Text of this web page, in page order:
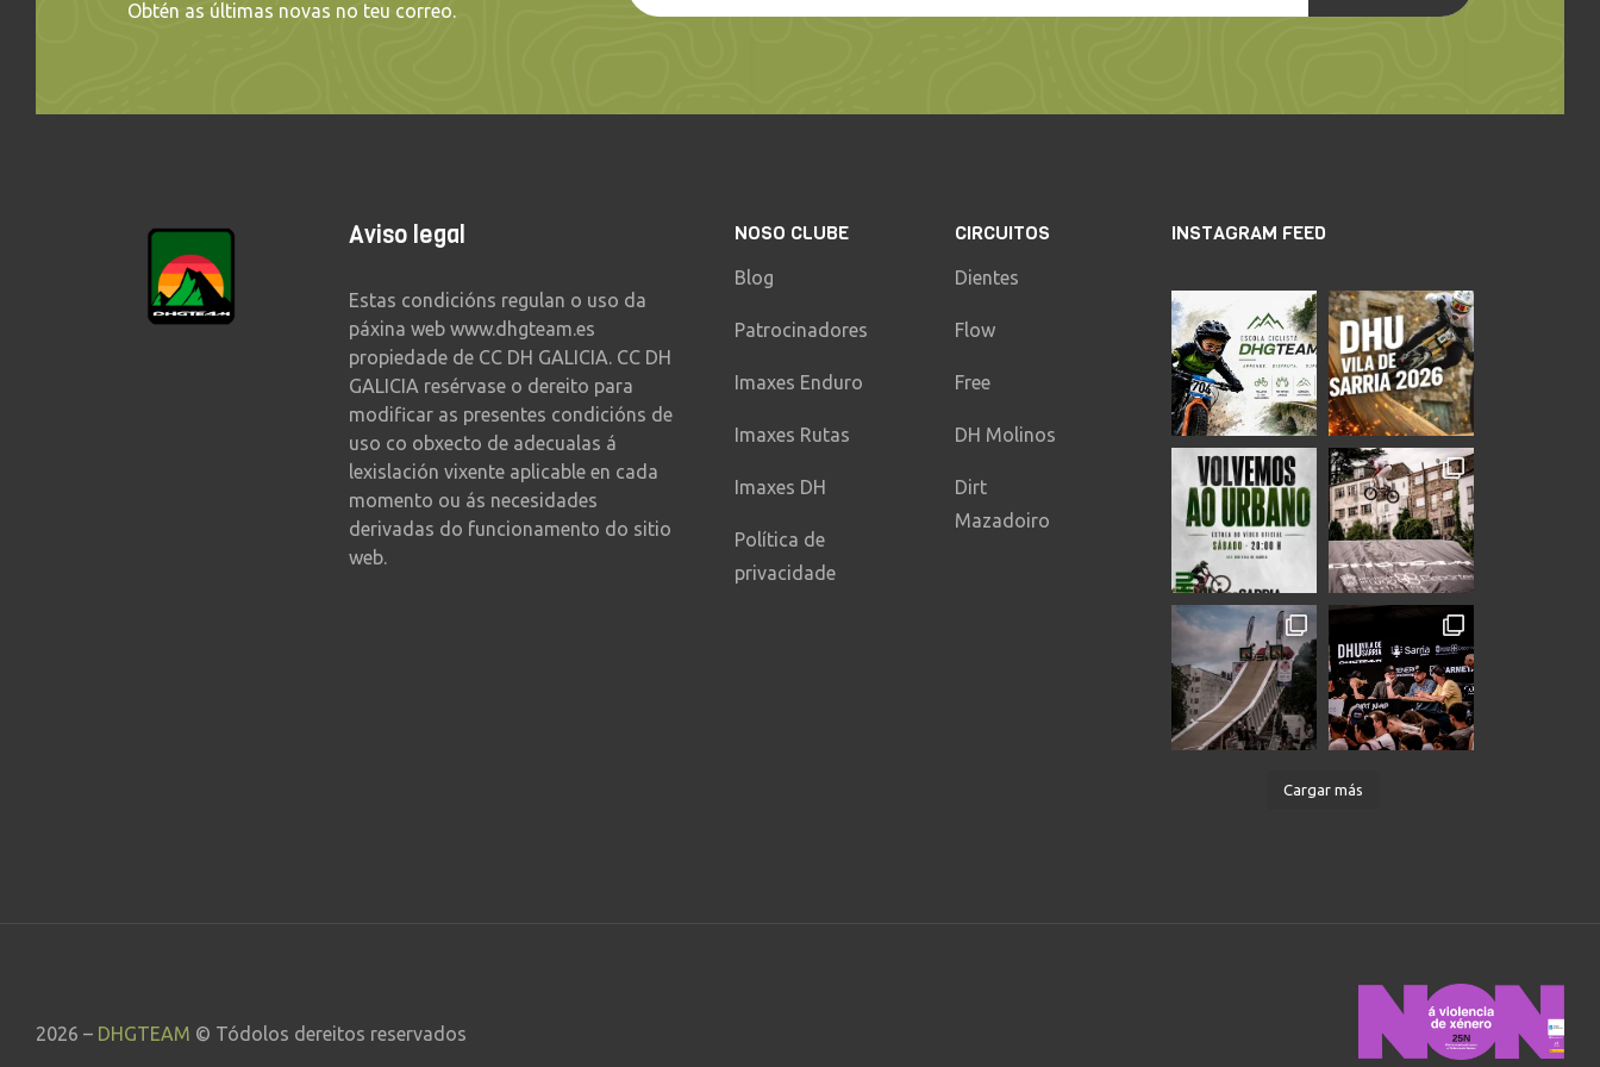
Obtén as últimas novas no teu correo.
Aviso legal
Estas condicións regulan o uso da
páxina web www.dhgteam.es
propiedade de CC DH GALICIA. CC DH
GALICIA resérvase o dereito para
modificar as presentes condicións de
uso co obxecto de adecualas á
lexislación vixente aplicable en cada
momento ou ás necesidades
derivadas do funcionamento do sitio
web.
NOSO CLUBE
Blog
Patrocinadores
Imaxes Enduro
Imaxes Rutas
Imaxes DH
Política de
privacidade
CIRCUITOS
Dientes
Flow
Free
DH Molinos
Dirt
Mazadoiro
INSTAGRAM FEED
Cargar más
2026 – DHGTEAM © Tódolos dereitos reservados